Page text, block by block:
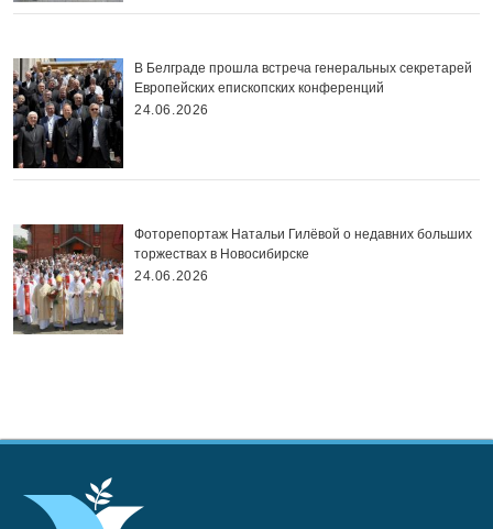
В Белграде прошла встреча генеральных секретарей
Европейских епископских конференций
24.06.2026
Фоторепортаж Натальи Гилёвой о недавних больших
торжествах в Новосибирске
24.06.2026